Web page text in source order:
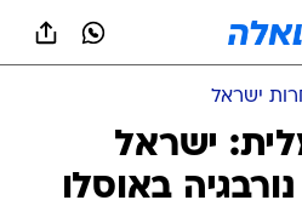
ישראל
ישראל
באוסלו